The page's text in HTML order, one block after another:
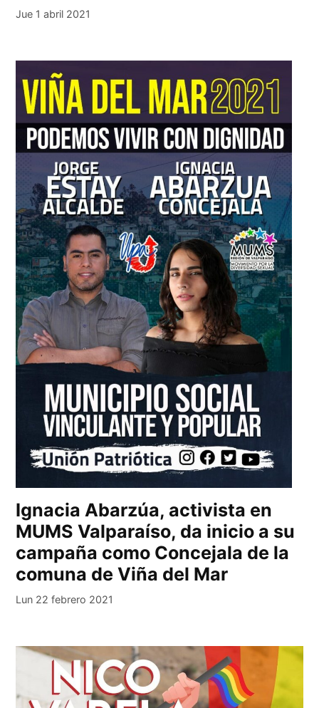
Jue 1 abril 2021
Ignacia Abarzúa, activista en
MUMS Valparaíso, da inicio a su
campaña como Concejala de la
comuna de Viña del Mar
Lun 22 febrero 2021